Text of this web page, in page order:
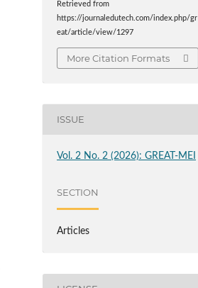
Retrieved from
https://journaledutech.com/index.php/gr
eat/article/view/1297
More Citation Formats
ISSUE
Vol. 2 No. 2 (2026): GREAT-MEI
SECTION
Articles